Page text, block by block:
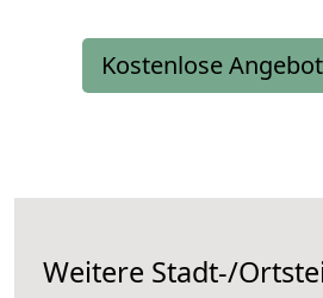
Kostenlose
Weitere Stadt-/